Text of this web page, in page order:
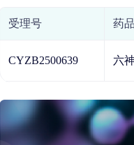
受理号 药
CYZB2500639 六